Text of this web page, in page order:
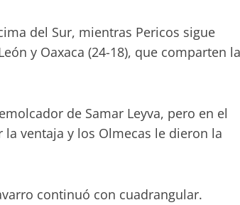
del Sur, mientras Pericos sigue
y Oaxaca (24-18), que comparten la
de Samar Leyva, pero en el
ventaja y los Olmecas le dieron la
continuó con cuadrangular.